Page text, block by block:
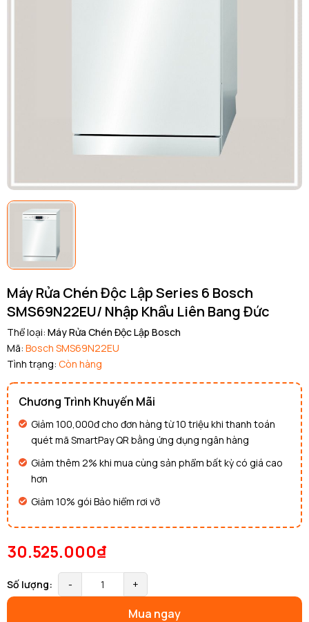
Máy Rửa Chén Độc Lập Series 6 Bosch
SMS69N22EU/ Nhập Khẩu Liên Bang Đức
Thể loại: Máy Rửa Chén Độc Lập Bosch
Mã: Bosch SMS69N22EU
Tình trạng: Còn hàng
Chương Trình Khuyến Mãi
Giảm 100,000đ cho đơn hàng từ 10 triệu khi thanh toán
quét mã SmartPay QR bằng ứng dụng ngân hàng
Giảm thêm 2% khi mua cùng sản phẩm bất kỳ có giá cao
hơn
Giảm 10% gói Bảo hiểm rơi vỡ
30.525.000₫
Số lượng: - +
Mua ngay